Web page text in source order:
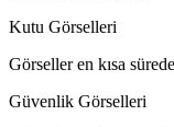
Kutu Görselleri
Görseller en kısa
Güvenlik Görselleri